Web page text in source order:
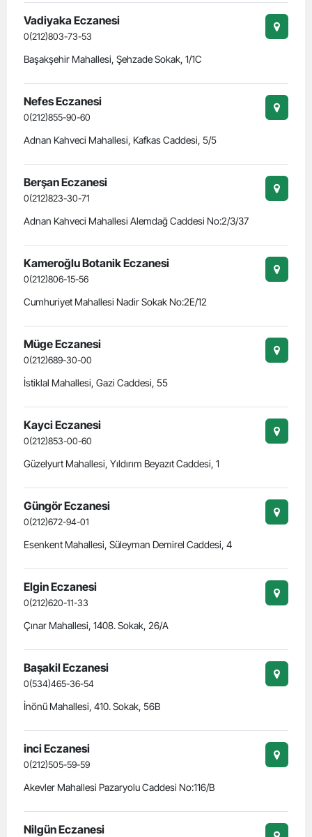
Vadiyaka Eczanesi
0(212)803-73-53
Başakşehir Mahallesi, Şehzade Sokak, 1/1C
Nefes Eczanesi
0(212)855-90-60
Adnan Kahveci Mahallesi, Kafkas Caddesi, 5/5
Berşan Eczanesi
0(212)823-30-71
Adnan Kahveci Mahallesi Alemdağ Caddesi No:2/3/37
Kameroğlu Botanik Eczanesi
0(212)806-15-56
Cumhuriyet Mahallesi Nadir Sokak No:2E/12
Müge Eczanesi
0(212)689-30-00
İstiklal Mahallesi, Gazi Caddesi, 55
Kayci Eczanesi
0(212)853-00-60
Güzelyurt Mahallesi, Yıldırım Beyazıt Caddesi, 1
Güngör Eczanesi
0(212)672-94-01
Esenkent Mahallesi, Süleyman Demirel Caddesi, 4
Elgin Eczanesi
0(212)620-11-33
Çınar Mahallesi, 1408. Sokak, 26/A
Başakil Eczanesi
0(534)465-36-54
İnönü Mahallesi, 410. Sokak, 56B
inci Eczanesi
0(212)505-59-59
Akevler Mahallesi Pazaryolu Caddesi No:116/B
Nilgün Eczanesi